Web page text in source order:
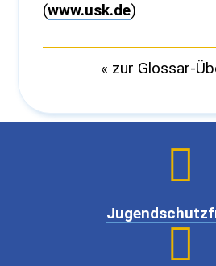
(www.usk.de)
« zur Glossar-

